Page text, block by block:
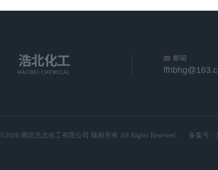
邮箱
©2026 廊坊浩北化工有限公司 版权所有 All Rights Reserved. 备案号：